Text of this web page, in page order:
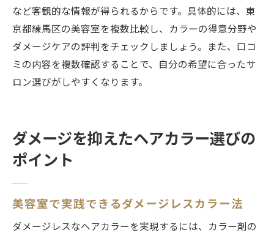
など客観的な情報が得られるからです。具体的には、東
京都練馬区の美容室を複数比較し、カラーの得意分野や
ダメージケアの評判をチェックしましょう。また、口コ
ミの内容を複数確認することで、自分の希望に合ったサ
ロン選びがしやすくなります。
ダメージを抑えたヘアカラー選びの
ポイント
美容室で実践できるダメージレスカラー法
ダメージレスなヘアカラーを実現するには、カラー剤の